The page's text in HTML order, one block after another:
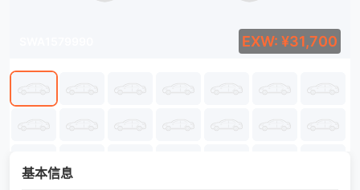
EXW: ¥31,700
基本信息